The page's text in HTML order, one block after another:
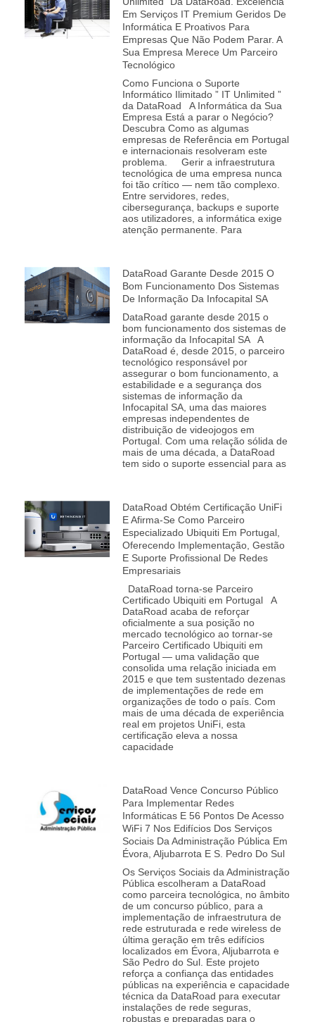
Em Serviços IT Premium Geridos De
Informática E Proativos Para
Empresas Que Não Podem Parar. A
Sua Empresa Merece Um Parceiro
Tecnológico
Como Funciona o Suporte
Informático Ilimitado ” IT Unlimited ”
da DataRoad A Informática da Sua
Empresa Está a parar o Negócio?
Descubra Como as algumas
empresas de Referência em Portugal
e internacionais resolveram este
problema. Gerir a infraestrutura
tecnológica de uma empresa nunca
foi tão crítico — nem tão complexo.
Entre servidores, redes,
cibersegurança, backups e suporte
aos utilizadores, a informática exige
atenção permanente. Para
DataRoad Garante Desde 2015 O
Bom Funcionamento Dos Sistemas
De Informação Da Infocapital SA
DataRoad garante desde 2015 o
bom funcionamento dos sistemas de
informação da Infocapital SA A
DataRoad é, desde 2015, o parceiro
tecnológico responsável por
assegurar o bom funcionamento, a
estabilidade e a segurança dos
sistemas de informação da
Infocapital SA, uma das maiores
empresas independentes de
distribuição de videojogos em
Portugal. Com uma relação sólida de
mais de uma década, a DataRoad
tem sido o suporte essencial para as
DataRoad Obtém Certificação UniFi
E Afirma-Se Como Parceiro
Especializado Ubiquiti Em Portugal,
Oferecendo Implementação, Gestão
E Suporte Profissional De Redes
Empresariais
DataRoad torna‑se Parceiro
Certificado Ubiquiti em Portugal A
DataRoad acaba de reforçar
oficialmente a sua posição no
mercado tecnológico ao tornar‑se
Parceiro Certificado Ubiquiti em
Portugal — uma validação que
consolida uma relação iniciada em
2015 e que tem sustentado dezenas
de implementações de rede em
organizações de todo o país. Com
mais de uma década de experiência
real em projetos UniFi, esta
certificação eleva a nossa
capacidade
DataRoad Vence Concurso Público
Para Implementar Redes
Informáticas E 56 Pontos De Acesso
WiFi 7 Nos Edifícios Dos Serviços
Sociais Da Administração Pública Em
Évora, Aljubarrota E S. Pedro Do Sul
Os Serviços Sociais da Administração
Pública escolheram a DataRoad
como parceira tecnológica, no âmbito
de um concurso público, para a
implementação de infraestrutura de
rede estruturada e rede wireless de
última geração em três edifícios
localizados em Évora, Aljubarrota e
São Pedro do Sul. Este projeto
reforça a confiança das entidades
públicas na experiência e capacidade
técnica da DataRoad para executar
instalações de rede seguras,
robustas e preparadas para o